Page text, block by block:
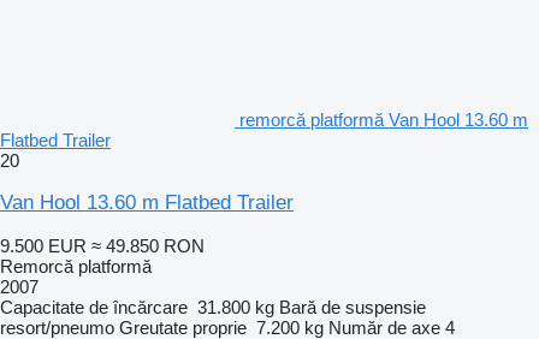
remorcă platformă Van Hool 13.60 m
Flatbed Trailer
20
Van Hool 13.60 m Flatbed Trailer
9.500 EUR ≈ 49.850 RON
Remorcă platformă
2007
Capacitate de încărcare 31.800 kg Bară de suspensie
resort/pneumo Greutate proprie 7.200 kg Număr de axe 4